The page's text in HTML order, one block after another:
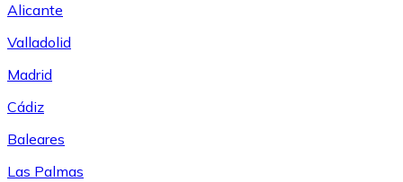
Alicante
Valladolid
Madrid
Cádiz
Baleares
Las Palmas